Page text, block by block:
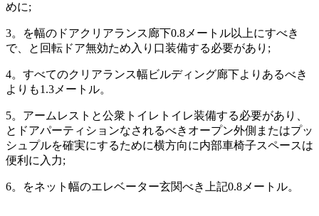
めに;
3。を幅のドアクリアランス廊下0.8メートル以上にすべき
で、と回転ドア無効ため入り口装備する必要があり;
4。すべてのクリアランス幅ビルディング廊下よりあるべき
よりも1.3メートル。
5。アームレストと公衆トイレトイレ装備する必要があり、
とドアパーティションなされるべきオープン外側またはプッ
シュプルを確実にするために横方向に内部車椅子スペースは
便利に入力;
6。をネット幅のエレベーター玄関べき上記0.8メートル。